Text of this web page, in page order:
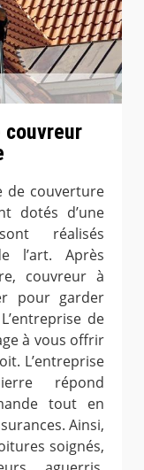
de couverture
dotés d’une
réalisés
l’art. Après
couvreur à
pour garder
de
à vous offrir
L’entreprise
répond
tout en
Ainsi,
soignés,